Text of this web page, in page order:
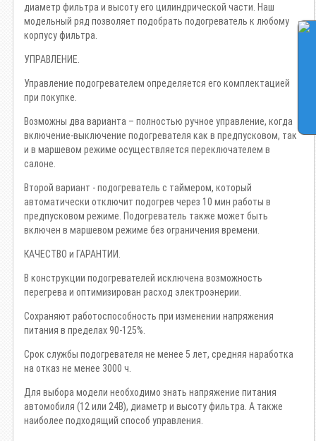
диаметр фильтра и высоту его цилиндрической части. Наш
модельный ряд позволяет подобрать подогреватель к любому
корпусу фильтра.
УПРАВЛЕНИЕ.
Управление подогревателем определяется его комплектацией
при покупке.
Возможны два варианта – полностью ручное управление, когда
включение-выключение подогревателя как в предпусковом, так
и в маршевом режиме осуществляется переключателем в
салоне.
Второй вариант - подогреватель с таймером, который
автоматически отключит подогрев через 10 мин работы в
предпусковом режиме. Подогреватель также может быть
включен в маршевом режиме без ограничения времени.
КАЧЕСТВО и ГАРАНТИИ.
В конструкции подогревателей исключена возможность
перегрева и оптимизирован расход электроэнерии.
Cохраняют работоспособность при изменении напряжения
питания в пределах 90-125%.
Срок службы подогревателя не менее 5 лет, средняя наработка
на отказ не менее 3000 ч.
Для выбора модели необходимо знать напряжение питания
автомобиля (12 или 24В), диаметр и высоту фильтра. А также
наиболее подходящий способ управления.